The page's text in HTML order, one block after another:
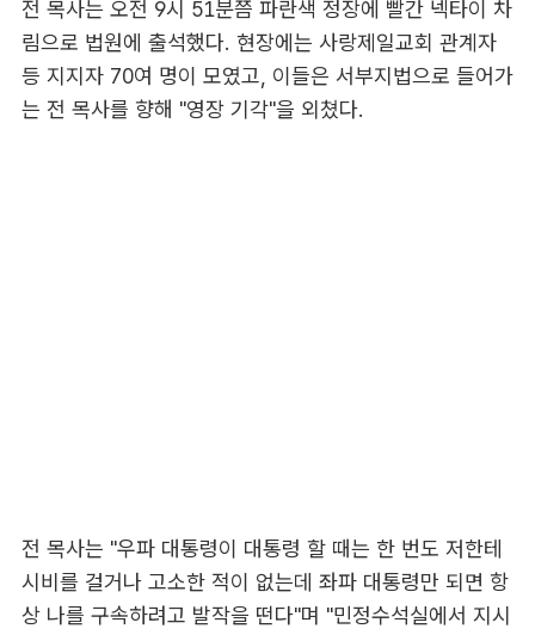
전 목사는 오전 9시 51분쯤 파란색 정장에 빨간 넥타이 차
림으로 법원에 출석했다. 현장에는 사랑제일교회 관계자
등 지지자 70여 명이 모였고, 이들은 서부지법으로 들어가
는 전 목사를 향해 "영장 기각"을 외쳤다.
전 목사는 "우파 대통령이 대통령 할 때는 한 번도 저한테
시비를 걸거나 고소한 적이 없는데 좌파 대통령만 되면 항
상 나를 구속하려고 발작을 떤다"며 "민정수석실에서 지시